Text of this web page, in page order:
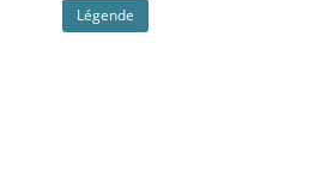
Légende